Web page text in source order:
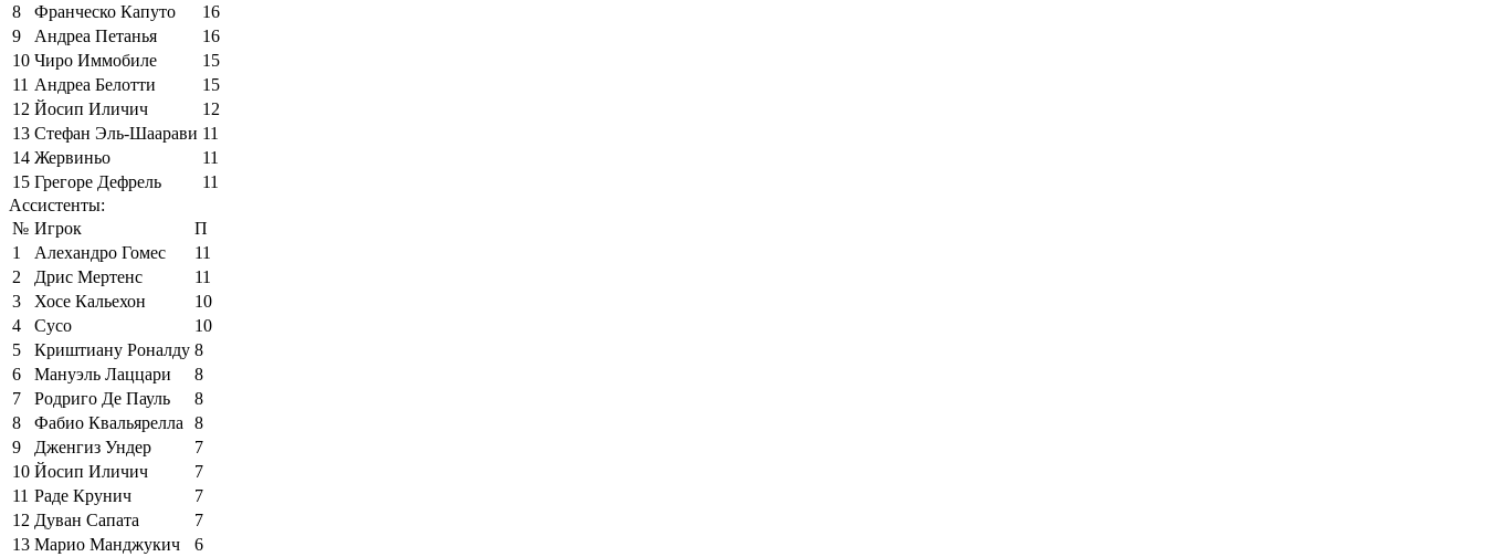
8
Франческо Капуто
16
9
Андреа Петанья
16
10 Чиро Иммобиле
15
11 Андреа Белотти
15
12 Йосип Иличич
12
13 Стефан Эль-Шаарави 11
14 Жервиньо
11
15 Грегоре Дефрель
11
Ассистенты:
№ Игрок
П
1
Алехандро Гомес
11
2
Дрис Мертенс
11
3
Хосе Кальехон
10
4
Сусо
10
5
Криштиану Роналду 8
6
Мануэль Лаццари
8
7
Родриго Де Пауль
8
8
Фабио Квальярелла
8
9
Дженгиз Ундер
7
10 Йосип Иличич
7
11 Раде Крунич
7
12 Дуван Сапата
7
13 Марио Манджукич
6